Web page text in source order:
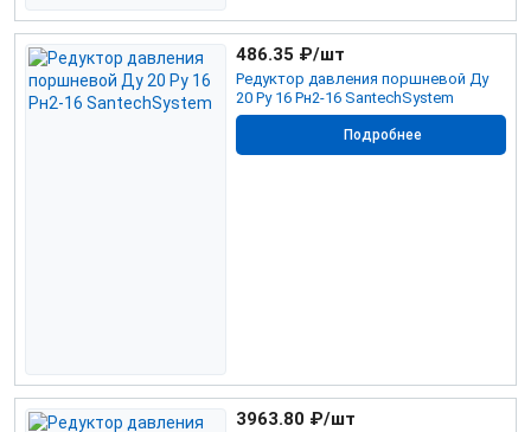
Редуктор давления поршневой Ду
20 Ру 16 Рн2-16 SantechSystem
486.35 ₽/шт
Подробнее
3963.80 ₽/шт